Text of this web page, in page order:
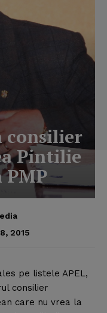
consilier
Pintilie
PMP
2015
pe listele APEL,
consilier
care nu vrea la